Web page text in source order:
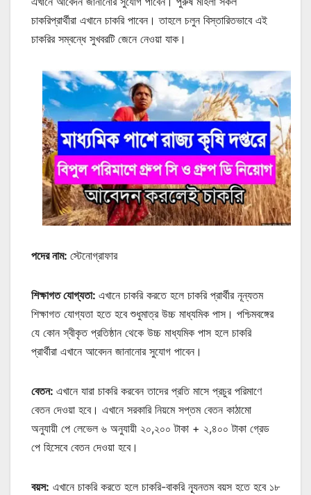
চাকরিপ্রার্থীরা এখানে চাকরি পাবেন। তাহলে চলুন বিস্তারিতভাবে এই
চাকরির সম্বন্ধে সুখবরটি জেনে নেওয়া যাক।
পদের নাম: স্টেনোগ্রাফার
শিক্ষাগত যোগ্যতা: এখানে চাকরি করতে হলে চাকরি প্রার্থীর নূন্যতম
শিক্ষাগত যোগ্যতা হতে হবে শুধুমাত্র উচ্চ মাধ্যমিক পাস। পশ্চিমবঙ্গের
যে কোন স্বীকৃত প্রতিষ্ঠান থেকে উচ্চ মাধ্যমিক পাস হলে চাকরি
প্রার্থীরা এখানে আবেদন জানানোর সুযোগ পাবেন।
বেতন: এখানে যারা চাকরি করবেন তাদের প্রতি মাসে প্রচুর পরিমাণে
বেতন দেওয়া হবে। এখানে সরকারি নিয়মে সপ্তম বেতন কাঠামো
অনুযায়ী পে লেভেল ৬ অনুযায়ী ২০,২০০ টাকা + ২,৪০০ টাকা গ্রেড
পে হিসেবে বেতন দেওয়া হবে।
বয়স: এখানে চাকরি করতে হলে চাকরি-বাকরি ন্যূনতম বয়স হতে হবে ১৮